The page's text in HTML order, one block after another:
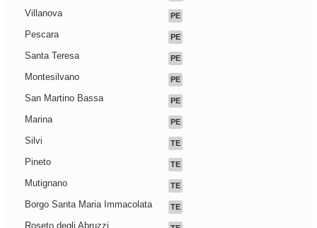
Villanova PE
Pescara PE
Santa Teresa PE
Montesilvano PE
San Martino Bassa PE
Marina PE
Silvi TE
Pineto TE
Mutignano TE
Borgo Santa Maria Immacolata TE
Roseto degli Abruzzi